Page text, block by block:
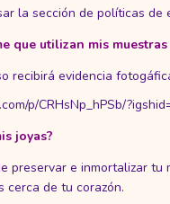
la sección de políticas de
que utilizan mis
recibirá evidencia
p/CRHsNp_hPSb/
joyas?
preservar e inmortalizar tu
cerca de tu corazón.